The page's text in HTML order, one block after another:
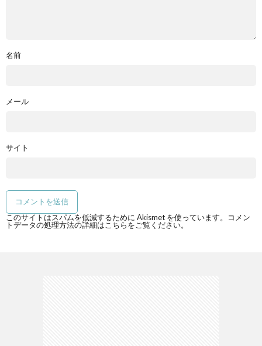
名前
メール
サイト
このサイトはスパムを低減するために Akismet を使っています。
コメン
トデータの処理方法の詳細はこちらをご覧ください。